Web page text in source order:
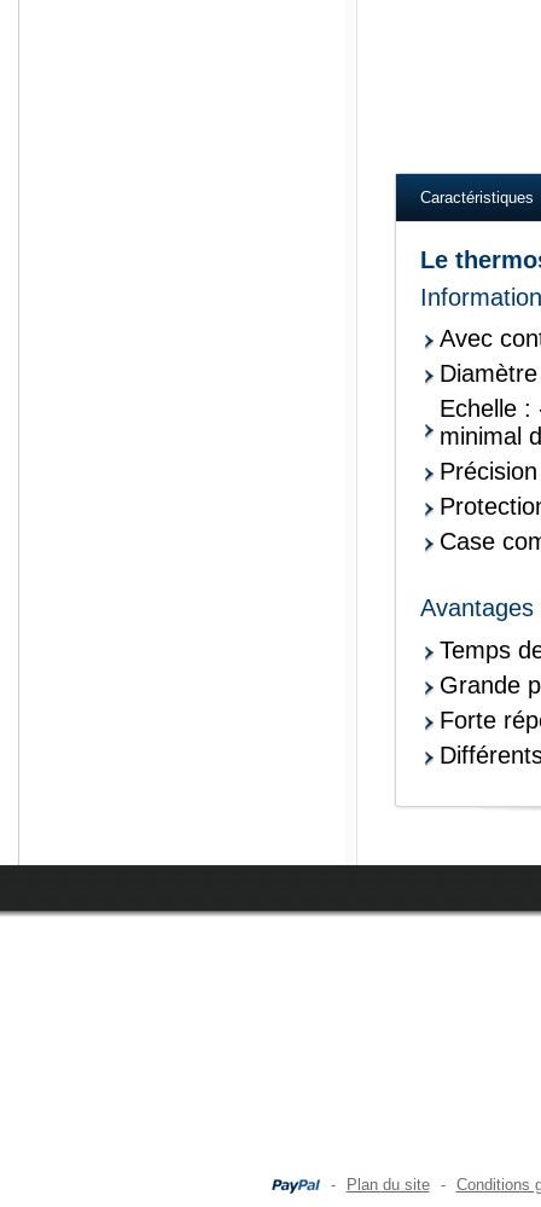
Caractéristiques
Le
Avec
Echelle :
minimal
Case
Avantages
Temps
Grande
Forte
- Plan du site - Conditions